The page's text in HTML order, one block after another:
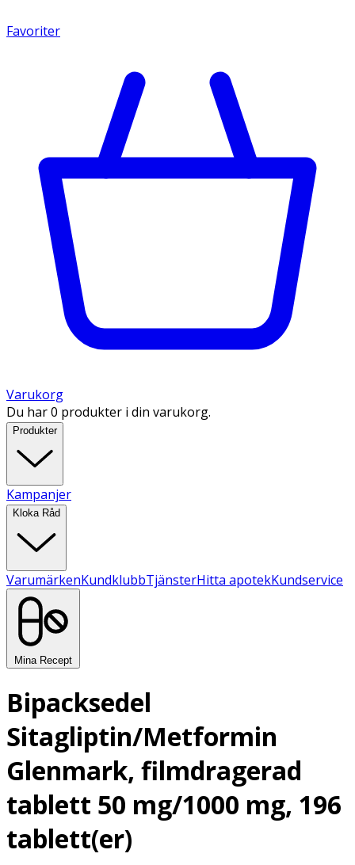
Favoriter
Varukorg
Du har 0 produkter i din varukorg.
Produkter
Kampanjer
Kloka Råd
VarumärkenKundklubbTjänsterHitta apotekKundservice
Mina Recept
Bipacksedel
Sitagliptin/Metformin
Glenmark, filmdragerad
tablett 50 mg/1000 mg, 196
tablett(er)